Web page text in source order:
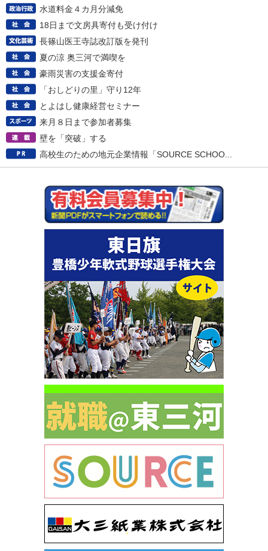
水道料金４カ月分減免
18日まで文房具寄付も受け付け
長篠山医王寺誌改訂版を発刊
夏の涼 奥三河で満喫を
豪雨災害の支援金寄付
「おしどりの里」守り12年
とよはし健康経営セミナー
来月８日まで参加者募集
壁を「突破」する
高校生のための地元企業情報「SOURCE SCHOO...